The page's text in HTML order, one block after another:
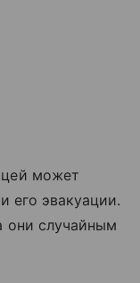
может
его эвакуации.
они случайным